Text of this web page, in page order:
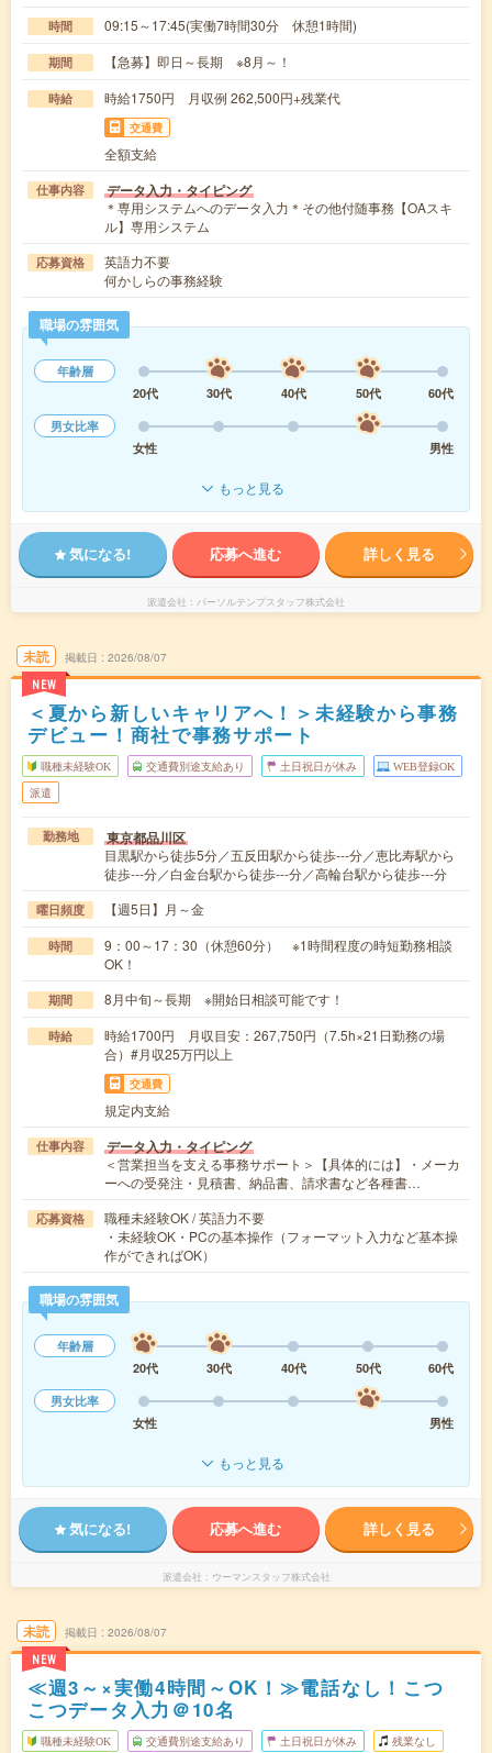
時間 09:15～17:45(実働7時間30分 休憩1時間)
期間 【急募】即日～長期 ※8月～！
時給 時給1750円 月収例 262,500円+残業代
交通費
全額支給
仕事内容 データ入力・タイピング
＊専用システムへのデータ入力＊その他付随事務【OAスキ
ル】専用システム
応募資格
英語力不要
何かしらの事務経験
職場の雰囲気
年齢層
20代
30代 40代 50代
60代
男女比率
女性
男性
もっと見る
気になる! 応募へ進む 詳しく見る
派遣会社 パーソルテンプスタッフ株式会社
未読
NEW
掲載日 2026/08/07
＜夏から新しいキャリアへ！＞未経験から事務
デビュー！商社で事務サポート
職種未経験OK 交通費別途支給あり 土日祝日が休み WEB登録OK
派遣
勤務地 東京都品川区
目黒駅から徒歩5分／五反田駅から徒歩---分／恵比寿駅から
徒歩---分／白金台駅から徒歩---分／高輪台駅から徒歩---分
曜日頻度 【週5日】月～金
時間
9：00～17：30（休憩60分） ※1時間程度の時短勤務相談
OK！
期間 8月中旬～長期 ※開始日相談可能です！
時給
時給1700円 月収目安：267,750円（7.5h×21日勤務の場
合）#月収25万円以上
交通費
規定内支給
仕事内容 データ入力・タイピング
＜営業担当を支える事務サポート＞【具体的には】・メーカ
ーへの受発注・見積書、納品書、請求書など各種書…
応募資格
職種未経験OK / 英語力不要
・未経験OK・PCの基本操作（フォーマット入力など基本操
作ができればOK）
職場の雰囲気
年齢層
20代
30代 40代 50代
60代
男女比率
女性
男性
もっと見る
気になる! 応募へ進む 詳しく見る
派遣会社 ウーマンスタッフ株式会社
未読
NEW
掲載日 2026/08/07
≪週3～×実働4時間～OK！≫電話なし！こつ
こつデータ入力＠10名
職種未経験OK 交通費別途支給あり 土日祝日が休み 残業なし